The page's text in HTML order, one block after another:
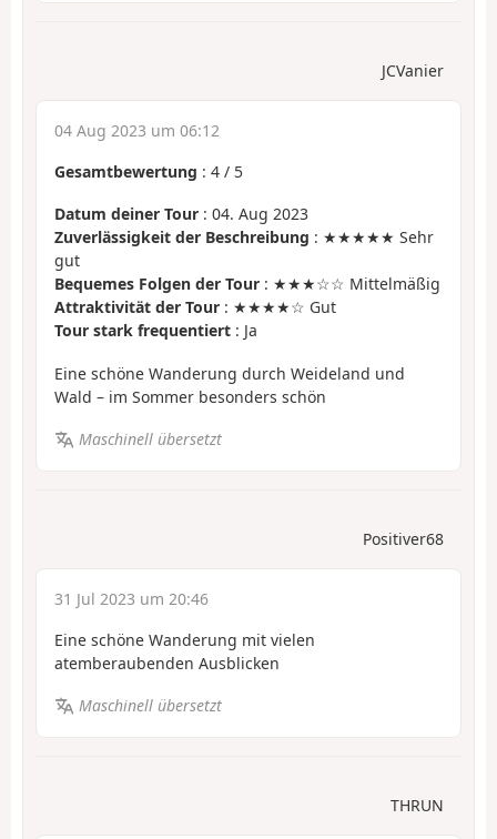
JCVanier
04 Aug 2023 um 06:12
Gesamtbewertung : 4 / 5
Datum deiner Tour : 04. Aug 2023
Zuverlässigkeit der Beschreibung : ★★★★★ Sehr
gut
Bequemes Folgen der Tour : ★★★☆☆ Mittelmäßig
Attraktivität der Tour : ★★★★☆ Gut
Tour stark frequentiert : Ja
Eine schöne Wanderung durch Weideland und
Wald – im Sommer besonders schön
Maschinell übersetzt
Positiver68
31 Jul 2023 um 20:46
Eine schöne Wanderung mit vielen
atemberaubenden Ausblicken
Maschinell übersetzt
THRUN